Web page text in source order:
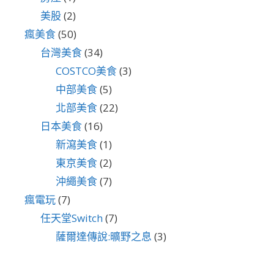
美股(2)
瘋美食(50)
台灣美食(34)
COSTCO美食(3)
中部美食(5)
北部美食(22)
日本美食(16)
新瀉美食(1)
東京美食(2)
沖繩美食(7)
瘋電玩(7)
任天堂Switch(7)
薩爾達傳說:曠野之息 (3)